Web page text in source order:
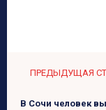
ПРЕДЫДУЩАЯ
В Сочи человек